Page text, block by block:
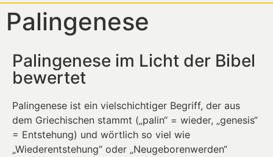
Palingenese
Palingenese im Licht der Bibel
bewertet
Palingenese ist ein vielschichtiger Begriff, der aus
dem Griechischen stammt („palin“ = wieder, „genesis“
= Entstehung) und wörtlich so viel wie
„Wiederentstehung“ oder „Neugeborenwerden“